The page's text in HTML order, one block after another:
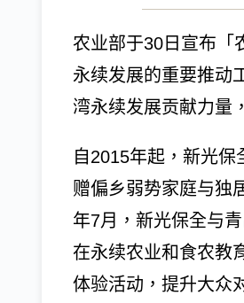
农业部于30日宣布「
永续发展的重要推动
湾永续发展贡献力量
自2015年起，新光
赠偏乡弱势家庭与独
年7月，新光保全与
在永续农业和食农教
体验活动，提升大众